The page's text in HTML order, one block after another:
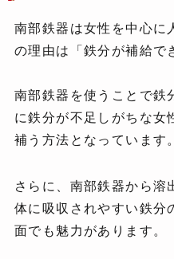
南部鉄器は女性を中心に
の理由は「鉄分が補給で
南部鉄器を使うことで鉄
に鉄分が不足しがちな女
補う方法となっています。
さらに、南部鉄器から溶
体に吸収されやすい鉄分
面でも魅力があります。